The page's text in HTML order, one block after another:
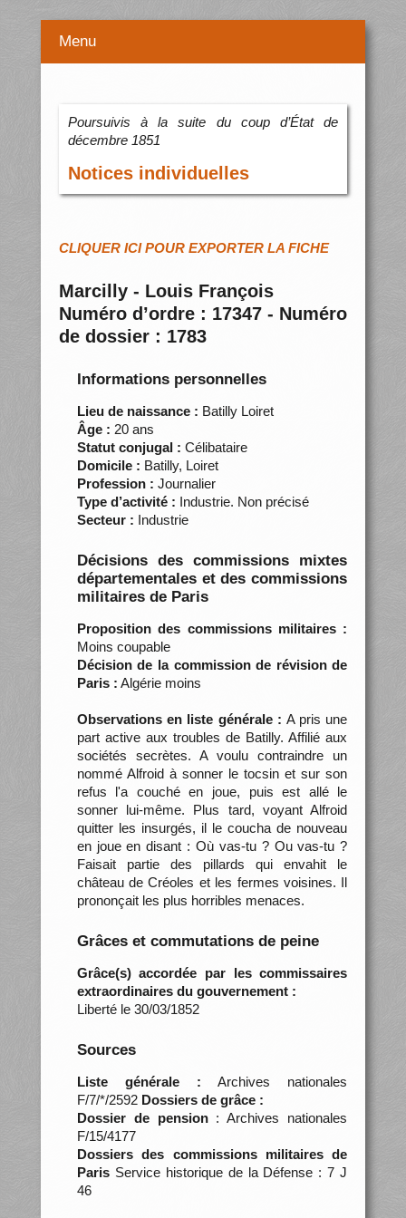
Menu
Poursuivis à la suite du coup d’État de
décembre 1851
Notices individuelles
CLIQUER ICI POUR EXPORTER LA FICHE
Marcilly - Louis François
Numéro d’ordre : 17347 - Numéro
de dossier : 1783
Informations personnelles
Lieu de naissance : Batilly Loiret
Âge : 20 ans
Statut conjugal : Célibataire
Domicile : Batilly, Loiret
Profession : Journalier
Type d’activité : Industrie. Non précisé
Secteur : Industrie
Décisions des commissions mixtes
départementales et des commissions
militaires de Paris
Proposition des commissions militaires :
Moins coupable
Décision de la commission de révision de
Paris : Algérie moins
Observations en liste générale : A pris une
part active aux troubles de Batilly. Affilié aux
sociétés secrètes. A voulu contraindre un
nommé Alfroid à sonner le tocsin et sur son
refus l'a couché en joue, puis est allé le
sonner lui-même. Plus tard, voyant Alfroid
quitter les insurgés, il le coucha de nouveau
en joue en disant : Où vas-tu ? Ou vas-tu ?
Faisait partie des pillards qui envahit le
château de Créoles et les fermes voisines. Il
prononçait les plus horribles menaces.
Grâces et commutations de peine
Grâce(s) accordée par les commissaires
extraordinaires du gouvernement :
Liberté le 30/03/1852
Sources
Liste générale : Archives nationales
F/7/*/2592 Dossiers de grâce :
Dossier de pension: Archives nationales
F/15/4177
Dossiers des commissions militaires de
ParisService historique de la Défense : 7 J
46